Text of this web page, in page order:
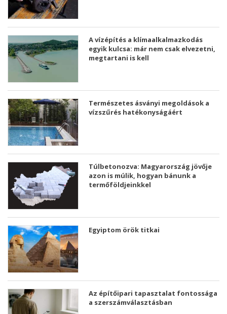
A vízépítés a klímaalkalmazkodás
egyik kulcsa: már nem csak elvezetni,
megtartani is kell
Természetes ásványi megoldások a
vízszűrés hatékonyságáért
Túlbetonozva: Magyarország jövője
azon is múlik, hogyan bánunk a
termőföldjeinkkel
Egyiptom örök titkai
Az építőipari tapasztalat fontossága
a szerszámválasztásban